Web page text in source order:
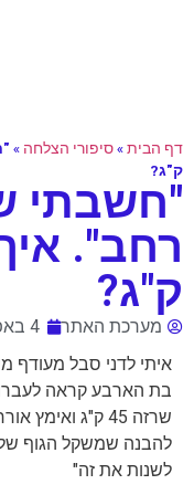
דף הבית»סיפורי הצלחה »
ק"ג?
"חשבתי
ק"ג?
מערכת האתר 4 באפריל 2015
איתי לדני סבל מעודף
בת הארבע קראה לעברו
שרזה 45 ק"ג
להבנה שמשקל הגוף
לשנות את זה"